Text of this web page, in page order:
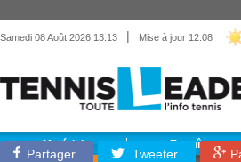
Samedi 08 Août 2026 13:13 | Mise à jour 12:08
Matériel Entraînement
Partager Tweeter